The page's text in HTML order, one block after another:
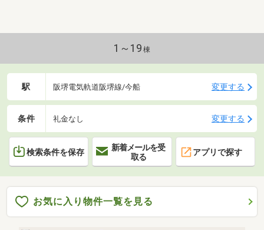
1～19 棟
駅 阪堺電気軌道阪堺線/今船 変更する
条件 礼金なし 変更する
検索条件を保存
新着メールを受
取る
アプリで探す
お気に入り物件一覧を見る